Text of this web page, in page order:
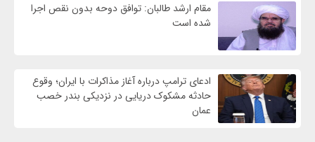
مقام ارشد طالبان: توافق دوحه بدون نقص اجرا
شده است
ادعای ترامپ درباره آغاز مذاکرات با ایران؛ وقوع
حادثه مشکوک دریایی در نزدیکی بندر خصب
عمان